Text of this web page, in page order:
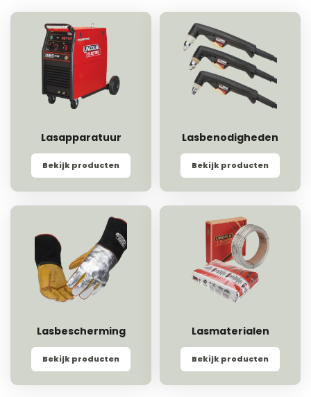
Lasapparatuur
Bekijk producten
Lasbenodigheden
Bekijk producten
Lasbescherming
Bekijk producten
Lasmaterialen
Bekijk producten